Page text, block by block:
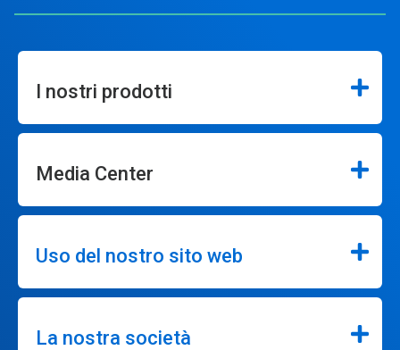
I nostri prodotti
Media Center
Uso del nostro sito web
La nostra società